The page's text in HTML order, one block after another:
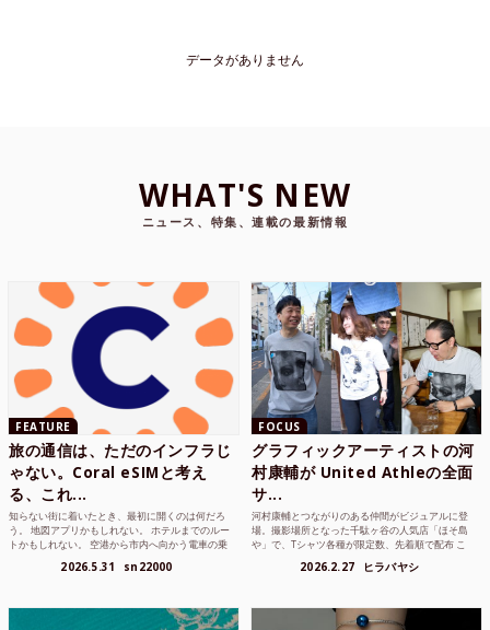
データがありません
WHAT'S NEW
ニュース、特集、連載の最新情報
FEATURE
旅の通信は、ただのインフラじ
ゃない。Coral eSIMと考え
る、これ...
知らない街に着いたとき、最初に開くのは何だろ
う。 地図アプリかもしれない。 ホテルまでのルー
トかもしれない。 空港から市内へ向かう電車の乗
2026.5.31 sn22000
FOCUS
グラフィックアーティストの河
村康輔が United Athleの全面
サ...
河村康輔とつながりのある仲間がビジュアルに登
場。撮影場所となった千駄ヶ谷の人気店「ほそ島
や」で、Tシャツ各種が限定数、先着順で配布 こ
2026.2.27 ヒラバヤシ